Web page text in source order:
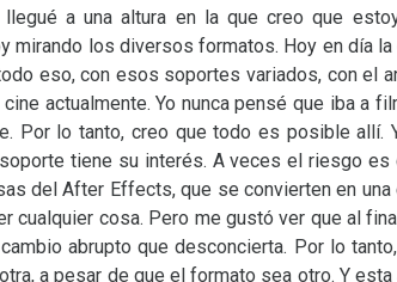
a una altura en la que creo que
mirando los diversos formatos. Hoy en día
eso, con esos soportes variados, con el
actualmente. Yo nunca pensé que iba a
Por lo tanto, creo que todo es posible allí.
tiene su interés. A veces el riesgo
del After Effects, que se convierten en
cualquier cosa. Pero me gustó ver que al
abrupto que desconcierta. Por lo
a pesar de que el formato sea otro. Y